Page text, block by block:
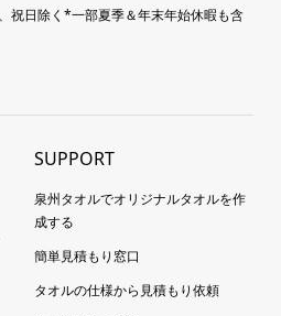
祝日除く*一部夏季＆年末年始休暇も含
SUPPORT
泉州タオルでオリジナルタオルを作
成する
簡単見積もり窓口
タオルの仕様から見積もり依頼